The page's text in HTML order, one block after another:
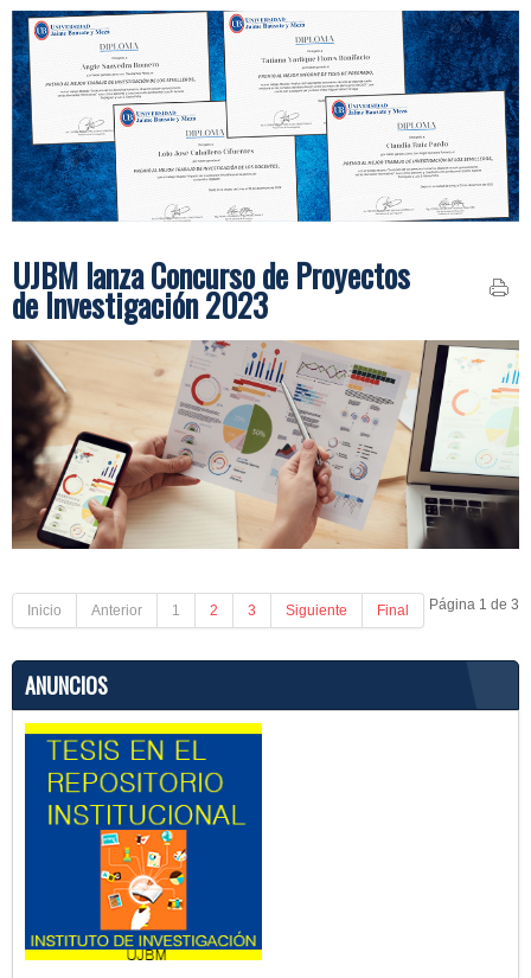
UJBM lanza Concurso de Proyectos
de Investigación 2023
Página 1 de 3
Inicio Anterior 1 2 3 Siguiente Final
ANUNCIOS